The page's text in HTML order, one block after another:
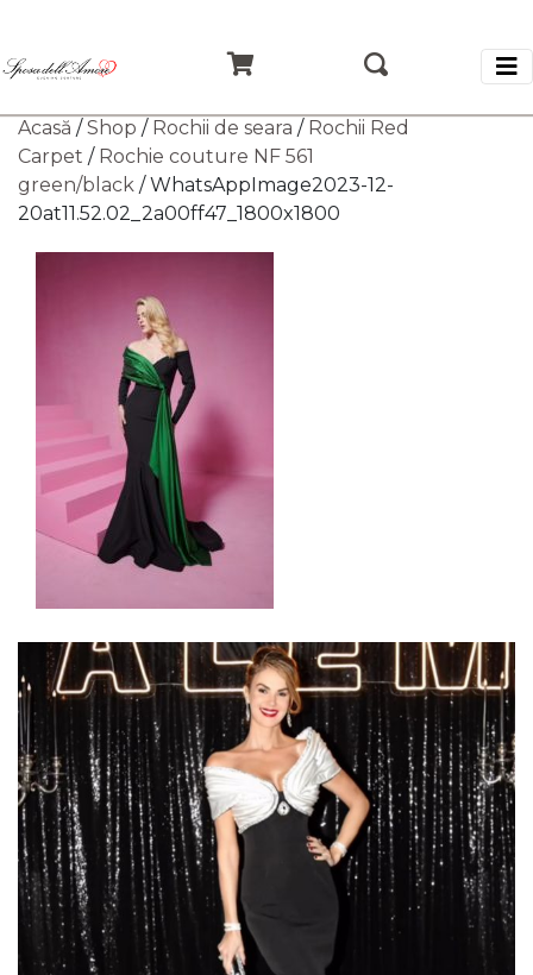
Acasă /Shop / Rochii de seara / Rochii Red
Carpet / Rochie couture NF 561
green/black / WhatsAppImage2023-12-
20at11.52.02_2a00ff47_1800x1800